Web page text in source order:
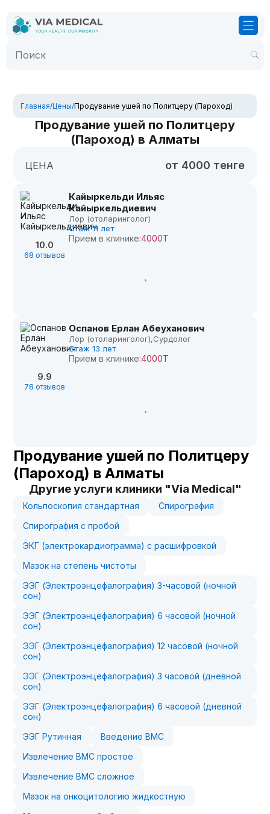
Главная/Цены/Продувание ушей по Политцеру (Пароход)
Продувание ушей по Политцеру
(Пароход) в Алматы
ЦЕНА от 4000 тенге
10.0
68 отзывов
Кайыркельди Ильяс
Кайыркельдиевич
Лор (отоларинголог)
Стаж 11 лет
Прием в клинике:4000Т
9.9
78 отзывов
Оспанов Ерлан Абеуханович
Лор (отоларинголог),Сурдолог
Стаж 13 лет
Прием в клинике:4000Т
Продувание ушей по Политцеру
(Пароход) в Алматы
Другие услуги клиники "Via Medical"
Кольпоскопия стандартная
Спирография
Спирография с пробой
ЭКГ (электрокардиограмма) с расшифровкой
Мазок на степень чистоты
ЭЭГ (Электроэнцефалография) 3-часовой (ночной
сон)
ЭЭГ (Электроэнцефалография) 6 часовой (ночной
сон)
ЭЭГ (Электроэнцефалография) 12 часовой (ночной
сон)
ЭЭГ (Электроэнцефалография) 3 часовой (дневной
сон)
ЭЭГ (Электроэнцефалография) 6 часовой (дневной
сон)
ЭЭГ Рутинная
Введение ВМС
Извлечение ВМС простое
Извлечение ВМС сложное
Мазок на онкоцитологию жидкостную